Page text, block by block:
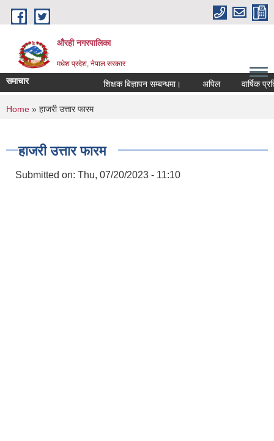
Skip to main content
औरही नगरपालिका
मधेश प्रदेश, नेपाल सरकार
समाचार शिक्षक बिज्ञापन सम्बन्धमा। अपिल वार्षिक
You are here
Home » हाजरी उत्तार फारम
हाजरी उत्तार फारम
Submitted on: Thu, 07/20/2023 - 11:10